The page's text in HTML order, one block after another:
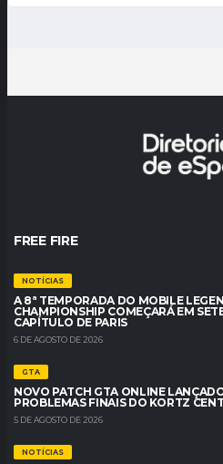
FREE FIRE
NOTÍCIAS
A 8ª TEMPORADA DO MOBILE
CHAMPIONSHIP COMEÇARÁ EM
CAPÍTULO DE PARIS
6 DE AGOSTO DE 2026
GTA
NOVO PATCH GTA ONLINE
PROBLEMAS FINAIS DO KORTZ
5 DE AGOSTO DE 2026
NOTÍCIAS